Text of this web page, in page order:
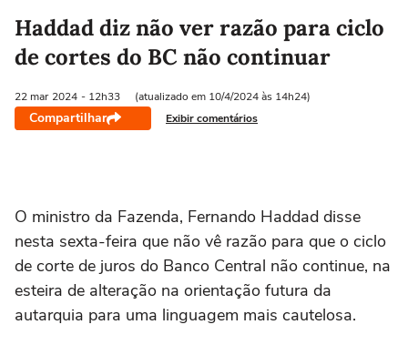
Haddad diz não ver razão para ciclo
de cortes do BC não continuar
22 mar 2024 - 12h33 (atualizado em 10/4/2024 às 14h24)
Compartilhar Exibir comentários
O ministro da Fazenda, Fernando Haddad disse
nesta sexta-feira que não vê razão para que o ciclo
de corte de juros do Banco Central não continue, na
esteira de alteração na orientação futura da
autarquia para uma linguagem mais cautelosa.